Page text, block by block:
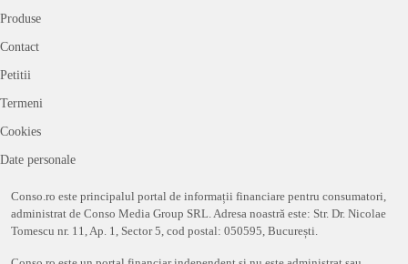
Produse
Contact
Petitii
Termeni
Cookies
Date personale
Conso.ro este principalul portal de informații financiare pentru consumatori,
administrat de Conso Media Group SRL. Adresa noastră este: Str. Dr. Nicolae
Tomescu nr. 11, Ap. 1, Sector 5, cod postal: 050595, București.